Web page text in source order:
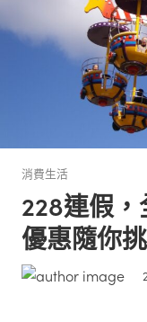
消費生活
228連假
優惠隨你挑